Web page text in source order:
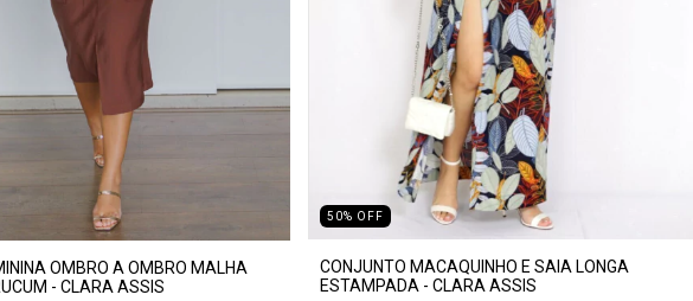
OMBRO A OMBRO MALHA
- CLARA ASSIS
50% OFF
CONJUNTO MACAQUINHO E SAIA LONGA
ESTAMPADA - CLARA ASSIS